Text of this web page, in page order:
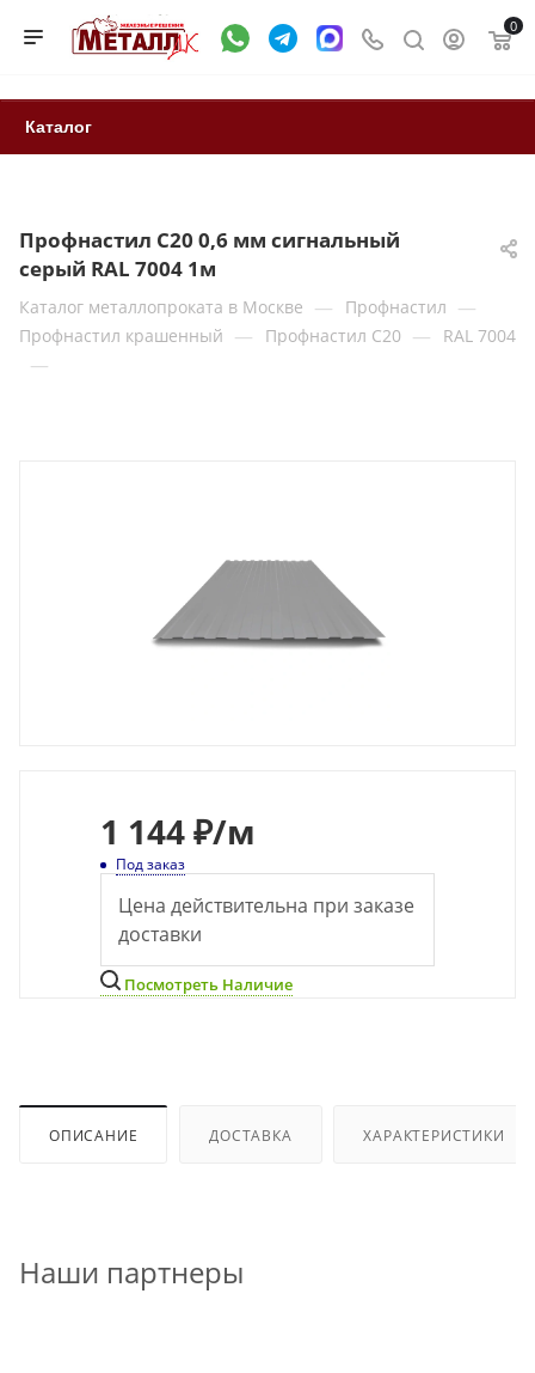
0
Каталог
Профнастил С20 0,6 мм сигнальный
серый RAL 7004 1м
Каталог металлопроката в Москве — Профнастил —
Профнастил крашенный — Профнастил С20 — RAL 7004
—
1 144 ₽/м
Под заказ
Цена действительна при заказе
доставки
Посмотреть Наличие
ОПИСАНИЕ ДОСТАВКА ХАРАКТЕРИСТИКИ
Наши партнеры